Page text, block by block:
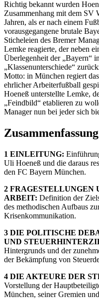
Richtig bekannt wurden
Zusammenhang mit dem SV
Jahren, als er nach einem
vorausgegangene brutale
Sticheleien des Bremer
Lemke reagierte, der neben
Überlegenheit der „Bayern“
„Klassenunterschiede“
Motto: in München regiert
ehrlicher Arbeiterfußball
Hoeneß unterstellte Lemke,
„Feindbild“ etablieren zu
Manager nun bei jeder sich
1 EINLEITUNG:
Uli Hoeneß und die daraus
den FC Bayern München.
2 FRAGESTELLUNGEN
ARBEIT: Definition der
des methodischen Aufbaus
Krisenkommunikation.
3 DIE POLITISCHE
UND
Hintergrunds und der
der Bekämpfung von
4 DIE AKTEURE DER
Vorstellung der
München, seiner Gremien